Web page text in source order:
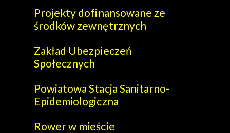
Projekty dofinansowane ze
środków zewnętrznych
Zakład Ubezpieczeń
Społecznych
Powiatowa Stacja Sanitarno-
Epidemiologiczna
Rower w mieście